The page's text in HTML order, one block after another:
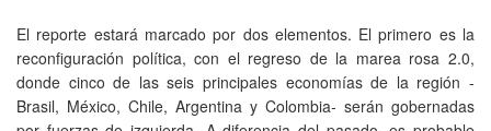
El reporte estará marcado por dos elementos. El primero es la
reconfiguración política, con el regreso de la marea rosa 2.0,
donde cinco de las seis principales economías de la región -
Brasil, México, Chile, Argentina y Colombia- serán gobernadas